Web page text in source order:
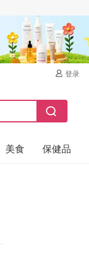
登录
美食 保健品